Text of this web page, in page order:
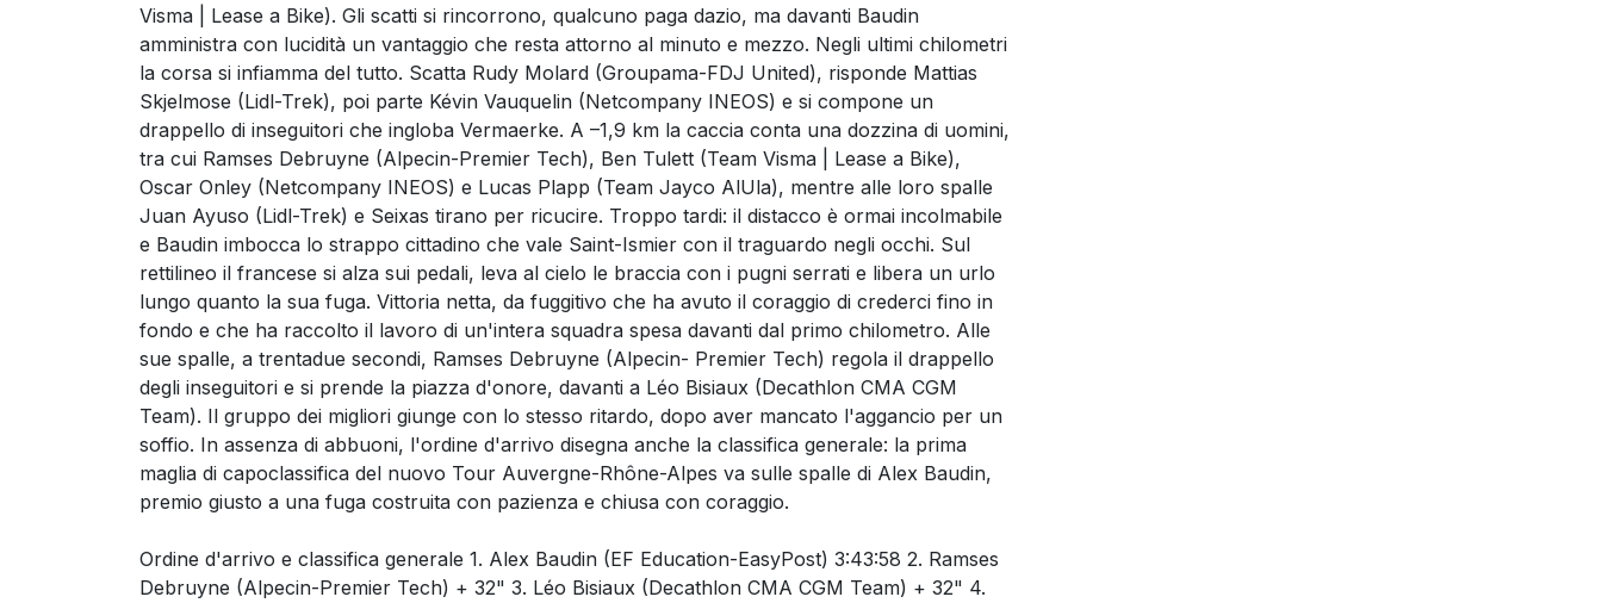
Visma | Lease a Bike). Gli scatti si rincorrono, qualcuno paga dazio, ma davanti Baudin
amministra con lucidità un vantaggio che resta attorno al minuto e mezzo. Negli ultimi chilometri
la corsa si infiamma del tutto. Scatta Rudy Molard (Groupama-FDJ United), risponde Mattias
Skjelmose (Lidl-Trek), poi parte Kévin Vauquelin (Netcompany INEOS) e si compone un
drappello di inseguitori che ingloba Vermaerke. A –1,9 km la caccia conta una dozzina di uomini,
tra cui Ramses Debruyne (Alpecin-Premier Tech), Ben Tulett (Team Visma | Lease a Bike),
Oscar Onley (Netcompany INEOS) e Lucas Plapp (Team Jayco AlUla), mentre alle loro spalle
Juan Ayuso (Lidl-Trek) e Seixas tirano per ricucire. Troppo tardi: il distacco è ormai incolmabile
e Baudin imbocca lo strappo cittadino che vale Saint-Ismier con il traguardo negli occhi. Sul
rettilineo il francese si alza sui pedali, leva al cielo le braccia con i pugni serrati e libera un urlo
lungo quanto la sua fuga. Vittoria netta, da fuggitivo che ha avuto il coraggio di crederci fino in
fondo e che ha raccolto il lavoro di un'intera squadra spesa davanti dal primo chilometro. Alle
sue spalle, a trentadue secondi, Ramses Debruyne (Alpecin- Premier Tech) regola il drappello
degli inseguitori e si prende la piazza d'onore, davanti a Léo Bisiaux (Decathlon CMA CGM
Team). Il gruppo dei migliori giunge con lo stesso ritardo, dopo aver mancato l'aggancio per un
soffio. In assenza di abbuoni, l'ordine d'arrivo disegna anche la classifica generale: la prima
maglia di capoclassifica del nuovo Tour Auvergne-Rhône-Alpes va sulle spalle di Alex Baudin,
premio giusto a una fuga costruita con pazienza e chiusa con coraggio.
Ordine d'arrivo e classifica generale 1. Alex Baudin (EF Education-EasyPost) 3:43:58 2. Ramses
Debruyne (Alpecin-Premier Tech) + 32" 3. Léo Bisiaux (Decathlon CMA CGM Team) + 32" 4.